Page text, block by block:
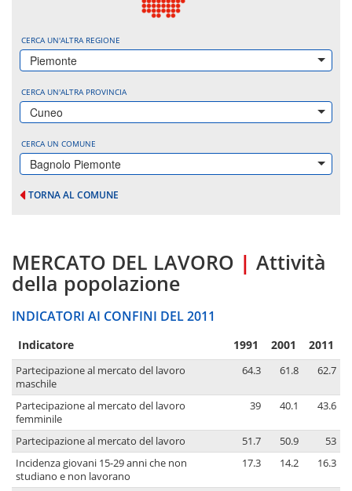
CERCA UN'ALTRA REGIONE
Piemonte
CERCA UN'ALTRA PROVINCIA
Cuneo
CERCA UN COMUNE
Bagnolo Piemonte
TORNA AL COMUNE
MERCATO DEL LAVORO | Attività
della popolazione
INDICATORI AI CONFINI DEL 2011
Indicatore 1991 2001 2011
Partecipazione al mercato del lavoro
maschile
64.3 61.8 62.7
Partecipazione al mercato del lavoro
femminile
39 40.1 43.6
Partecipazione al mercato del lavoro 51.7 50.9
53
Incidenza giovani 15-29 anni che non
studiano e non lavorano
17.3 14.2 16.3